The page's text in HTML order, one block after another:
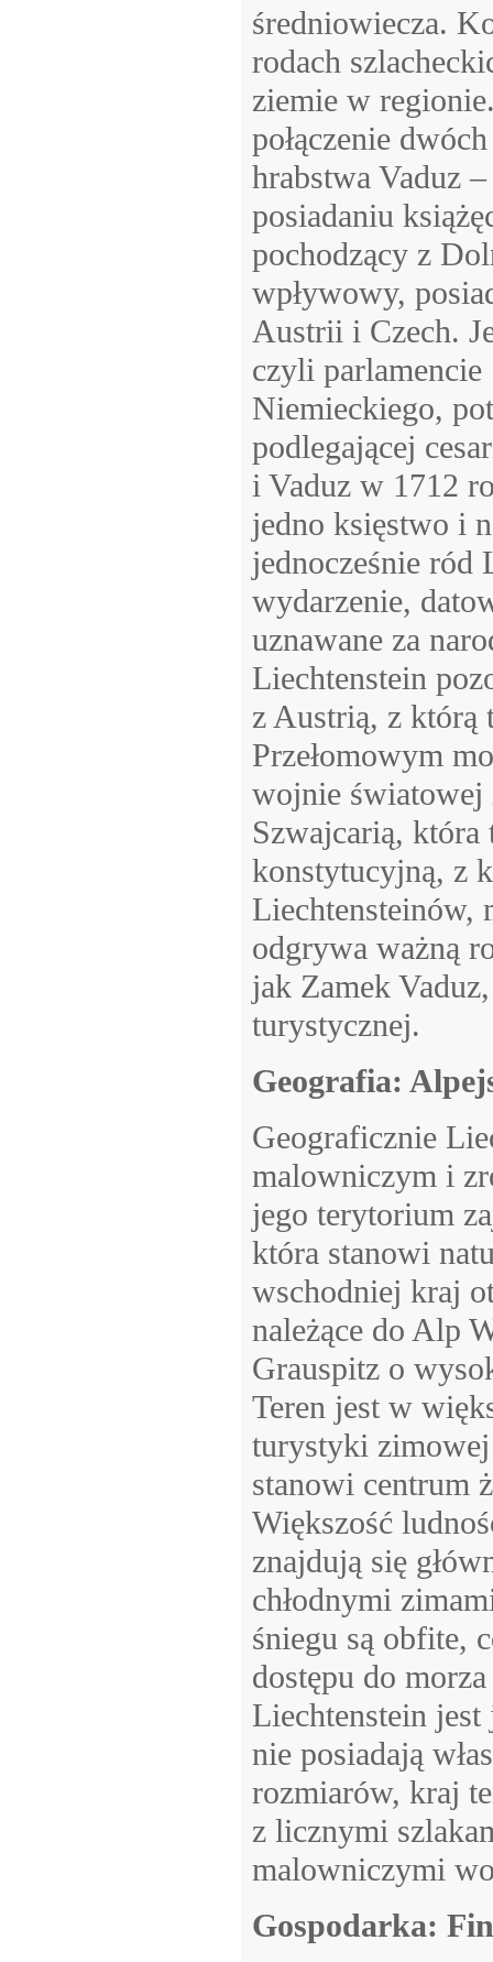
średniowiecza.
rodach
ziemie w
połączenie
hrabstwa Vaduz
posiadaniu
pochodzący z
wpływowy,
Austrii i Czech.
czyli
Niemieckiego,
podlegającej
i Vaduz w 1712
jedno księstwo i
jednocześnie ród
wydarzenie,
uznawane za
Liechtenstein
z Austrią, z którą
Przełomowym
wojnie światowej
Szwajcarią,
konstytucyjną, z
Liechtensteinów,
odgrywa ważną
jak Zamek
turystycznej.
Geografia:
Geograficznie
malowniczym i
jego terytorium
która stanowi
wschodniej kraj
należące do Alp
Grauspitz o
Teren jest w
turystyki zimowej
stanowi centrum
Większość
znajdują się
chłodnymi
śniegu są obfite,
dostępu do
Liechtenstein
nie posiadają
rozmiarów, kraj
z licznymi
malowniczymi
Gospodarka: